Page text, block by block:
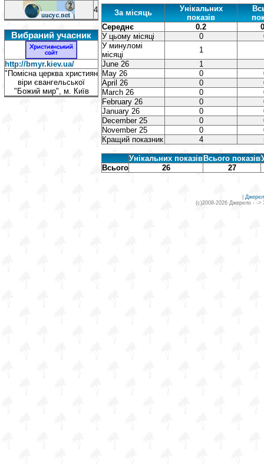
4
Вибраний учасник
http://bmyr.kiev.ua/
"Помісна церква християн
віри євангельської
"Божий мир", м. Київ
За місяць
Унікальних
показів
Середнє
0.2
У цьому місяці
0
У минуломі
місяці
1
June 26
1
May 26
0
April 26
0
March 26
0
February 26
0
January 26
0
December 25
0
November 25
0
Кращий показник
4
Унікальних показів Всього показів
Всього
26 27
(c)2008-2026 Джерело - ->